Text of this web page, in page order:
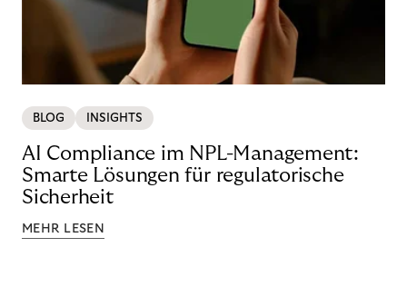
BLOG INSIGHTS
AI Compliance im NPL-Management:
Smarte Lösungen für regulatorische
Sicherheit
MEHR LESEN